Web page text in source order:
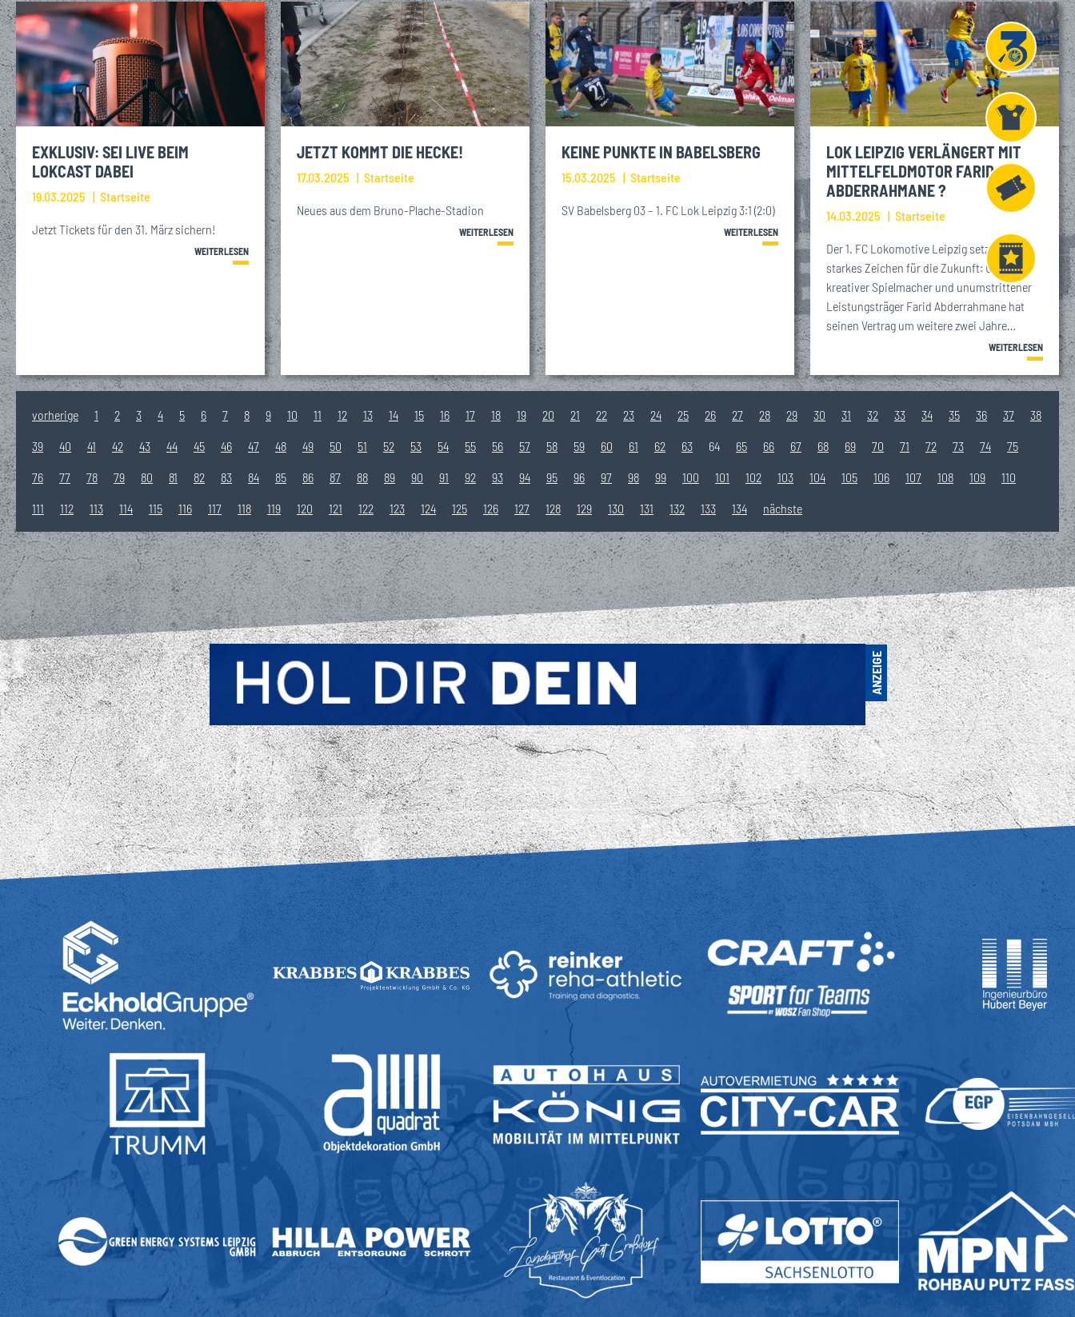
EXKLUSIV: SEI LIVE BEIM
LOKCAST DABEI
19.03.2025 Startseite
Jetzt Tickets für den 31. März sichern!
WEITERLESEN
JETZT KOMMT DIE HECKE!
17.03.2025 Startseite
Neues aus dem Bruno-Plache-Stadion
WEITERLESEN
KEINE PUNKTE IN BABELSBERG
15.03.2025 Startseite
SV Babelsberg 03 – 1. FC Lok Leipzig 3:1 (2:0)
WEITERLESEN
LOK LEIPZIG VERLÄNGERT MIT
MITTELFELDMOTOR FARID
ABDERRAHMANE ?
14.03.2025 Startseite
Der 1. FC Lokomotive Leipzig setzt ein
starkes Zeichen für die Zukunft: Unser
kreativer Spielmacher und unumstrittener
Leistungsträger Farid Abderrahmane hat
seinen Vertrag um weitere zwei Jahre…
WEITERLESEN
vorherige 1 2 3 4 5 6 7 8 9 10 11 12 13 14 15 16 17 18 19 20 21 22 23 24 25 26 27 28 29 30 31 32 33 34 35 36 37 38
39 40 41 42 43 44 45 46 47 48 49 50 51 52 53 54 55 56 57 58 59 60 61 62 63 64 65 66 67 68 69 70 71 72 73 74 75
76 77 78 79 80 81 82 83 84 85 86 87 88 89 90 91 92 93 94 95 96 97 98 99 100 101 102 103 104 105 106 107 108 109 110
111 112 113 114 115 116 117 118 119 120 121 122 123 124 125 126 127 128 129 130 131 132 133 134 nächste
Projekt
Liga 3
Fanshop
Fahrkarten
VIP
Tickets